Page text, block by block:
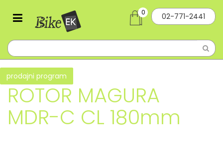
02-771-2441
0
prodajni program
ROTOR MAGURA
MDR-C CL 180mm